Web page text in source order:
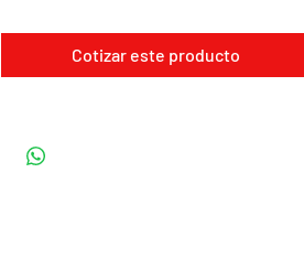
huevo, tartas, panes de miel, dulces,
confites, alfajores y también para
Cotizar este producto